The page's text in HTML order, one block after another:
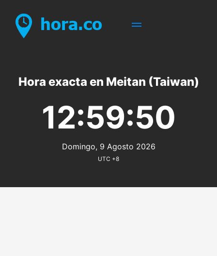
Hora exacta en Meitan (Taiwan)
12:59:50
Domingo, 9 Agosto 2026
UTC +8